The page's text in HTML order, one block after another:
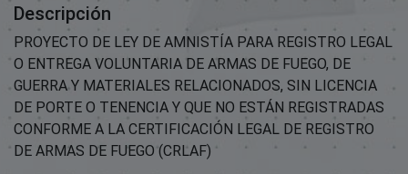
Descripción
PROYECTO DE LEY DE AMNISTÍA PARA REGISTRO LEGAL
O ENTREGA VOLUNTARIA DE ARMAS DE FUEGO, DE
GUERRA Y MATERIALES RELACIONADOS, SIN LICENCIA
DE PORTE O TENENCIA Y QUE NO ESTÁN REGISTRADAS
CONFORME A LA CERTIFICACIÓN LEGAL DE REGISTRO
DE ARMAS DE FUEGO (CRLAF)